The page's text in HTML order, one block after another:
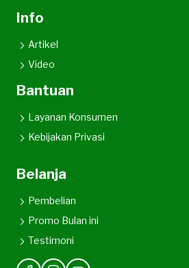
Info
Artikel
Video
Bantuan
Layanan Konsumen
Kebijakan Privasi
Belanja
Pembelian
Promo Bulan ini
Testimoni